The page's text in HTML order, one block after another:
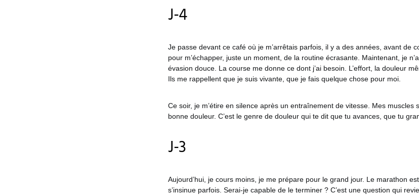
J-4
Je passe devant ce café où je m’arrêtais parfois, il y a des années, avant de
pour m’échapper, juste un moment, de la routine écrasante. Maintenant, je
évasion douce. La course me donne ce dont j’ai besoin. L’effort, la douleur
Ils me rappellent que je suis vivante, que je fais quelque chose pour moi.
Ce soir, je m’étire en silence après un entraînement de vitesse. Mes muscles
bonne douleur. C’est le genre de douleur qui te dit que tu avances, que tu
J-3
Aujourd’hui, je cours moins, je me prépare pour le grand jour. Le marathon
s’insinue parfois. Serai-je capable de le terminer ? C’est une question qui